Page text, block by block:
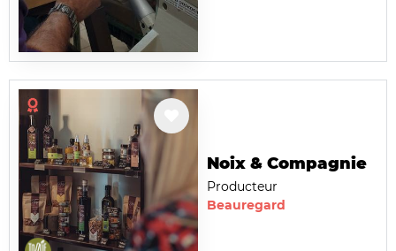
Noix & Compagnie
Producteur
Beauregard